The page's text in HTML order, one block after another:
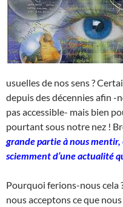
usuelles de nos sens ?
depuis des décennies afin -
pas accessible- mais bien
pourtant sous notre nez !
grande partie à nous mentir,
sciemment d’une actualité
Pourquoi ferions-nous cela
nous acceptons ce que